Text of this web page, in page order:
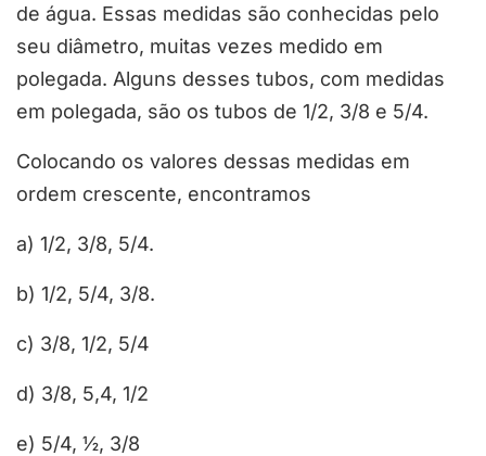
de água. Essas medidas são conhecidas pelo
seu diâmetro, muitas vezes medido em
polegada. Alguns desses tubos, com medidas
em polegada, são os tubos de 1/2, 3/8 e 5/4.
Colocando os valores dessas medidas em
ordem crescente, encontramos
a) 1/2, 3/8, 5/4.
b) 1/2, 5/4, 3/8.
c) 3/8, 1/2, 5/4
d) 3/8, 5,4, 1/2
e) 5/4, ½, 3/8